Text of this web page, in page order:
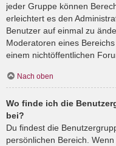
jeder Gruppe können
erleichtert es den
Benutzer auf einmal zu
Moderatoren eines
einem nichtöffentlichen
Nach oben
Wo finde ich die
bei?
Du findest die
persönlichen Bereich.